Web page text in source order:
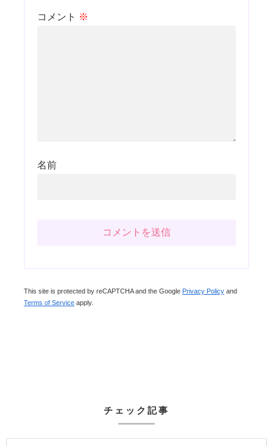
コメント ※
名前
This site is protected by reCAPTCHA and the Google Privacy Policy and
Terms of Service apply.
チェック記事